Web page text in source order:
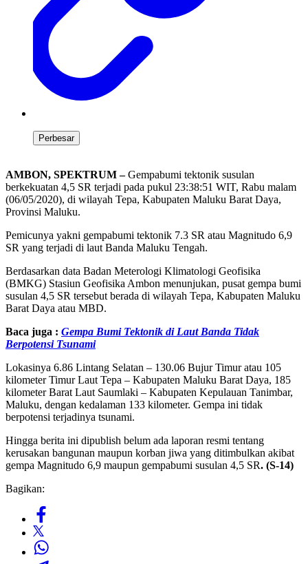
Perbesar
AMBON, SPEKTRUM –Gempabumi tektonik susulan
berkekuatan 4,5 SR terjadi pada pukul 23:38:51 WIT, Rabu malam
(06/05/2020), di wilayah Tepa, Kabupaten Maluku Barat Daya,
Provinsi Maluku.
Pemicunya yakni gempabumi tektonik 7.3 SR atau Magnitudo 6,9
SR yang terjadi di laut Banda Maluku Tengah.
Berdasarkan data Badan Meterologi Klimatologi Geofisika
(BMKG) Stasiun Geofisika Ambon menunjukan, pusat gempa bumi
susulan 4,5 SR tersebut berada di wilayah Tepa, Kabupaten Maluku
Barat Daya atau MBD.
Baca juga : Gempa Bumi Tektonik di Laut Banda Tidak
Berpotensi Tsunami
Lokasinya 6.86 Lintang Selatan – 130.06 Bujur Timur atau 105
kilometer Timur Laut Tepa – Kabupaten Maluku Barat Daya, 185
kilometer Barat Laut Saumlaki – Kabupaten Kepulauan Tanimbar,
Maluku, dengan kedalaman 133 kilometer. Gempa ini tidak
berpotensi terjadinya tsunami.
Hingga berita ini dipublish belum ada laporan resmi tentang
kerusakan bangunan maupun korban jiwa yang ditimbulkan akibat
gempa Magnitudo 6,9 maupun gempabumi susulan 4,5 SR. (S-14)
Bagikan: